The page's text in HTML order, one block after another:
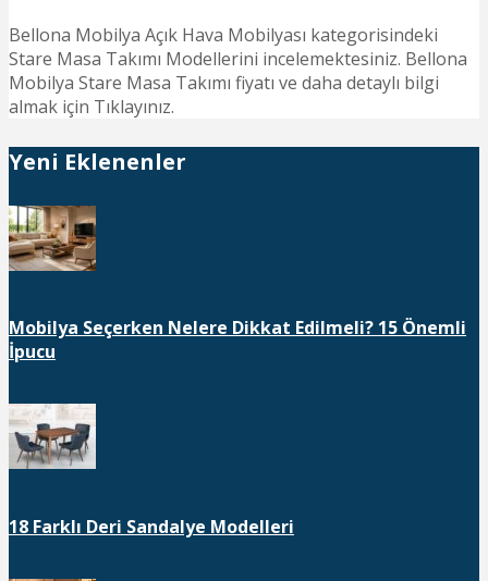
Bellona Mobilya Açık Hava Mobilyası kategorisindeki
Stare Masa Takımı Modellerini incelemektesiniz. Bellona
Mobilya Stare Masa Takımı fiyatı ve daha detaylı bilgi
almak için Tıklayınız.
Yeni Eklenenler
Mobilya Seçerken Nelere Dikkat Edilmeli? 15 Önemli
İpucu
18 Farklı Deri Sandalye Modelleri